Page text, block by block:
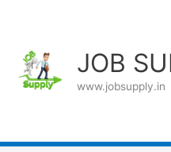
JOB
www.jobsupply.in